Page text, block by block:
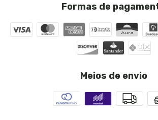
Formas de
Meios de envio